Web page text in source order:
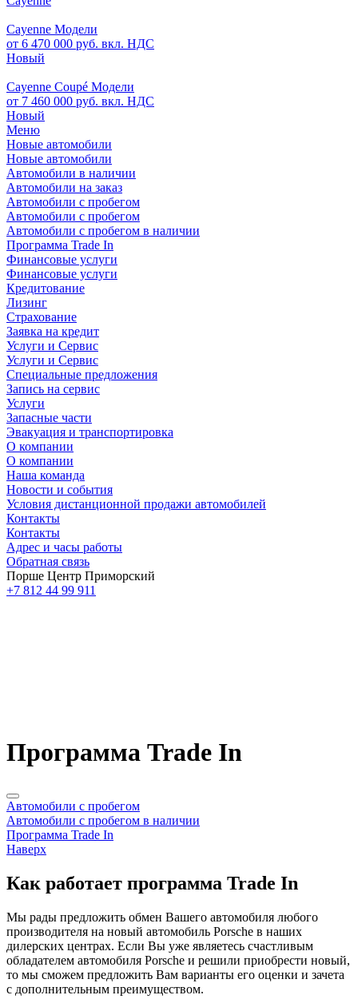
Cayenne Модели
от 6 470 000 руб. вкл. НДС
Новый
Cayenne Coupé Модели
от 7 460 000 руб. вкл. НДС
Новый
Меню
Новые автомобили
Новые автомобили
Автомобили в наличии
Автомобили на заказ
Автомобили с пробегом
Автомобили с пробегом
Автомобили с пробегом в наличии
Программа Trade In
Финансовые услуги
Финансовые услуги
Кредитование
Лизинг
Страхование
Заявка на кредит
Услуги и Сервис
Услуги и Сервис
Специальные предложения
Запись на сервис
Услуги
Запасные части
Эвакуация и транспортировка
О компании
О компании
Наша команда
Новости и события
Условия дистанционной продажи автомобилей
Контакты
Контакты
Адрес и часы работы
Обратная связь
Порше Центр Приморский
+7 812 44 99 911
Программа Trade In
Автомобили с пробегом
Автомобили с пробегом в наличии
Программа Trade In
Наверх
Как работает программа Trade In
Мы рады предложить обмен Вашего автомобиля любого
производителя на новый автомобиль Porsche в наших
дилерских центрах. Если Вы уже являетесь счастливым
обладателем автомобиля Porsche и решили приобрести новый,
то мы сможем предложить Вам варианты его оценки и зачета
с дополнительным преимуществом.